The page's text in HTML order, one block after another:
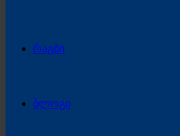
რაგბი
ბლოგი